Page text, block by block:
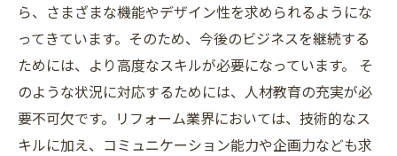
ら、さまざまな機能やデザイン性を求められるようにな
ってきています。そのため、今後のビジネスを継続する
ためには、より高度なスキルが必要になっています。 そ
のような状況に対応するためには、人材教育の充実が必
要不可欠です。リフォーム業界においては、技術的なス
キルに加え、コミュニケーション能力や企画力なども求